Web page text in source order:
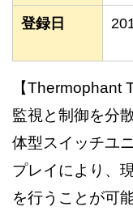
登録日
【Thermophant
監視と制御を分
体型スイッチユ
プレイにより、
を行うことが可